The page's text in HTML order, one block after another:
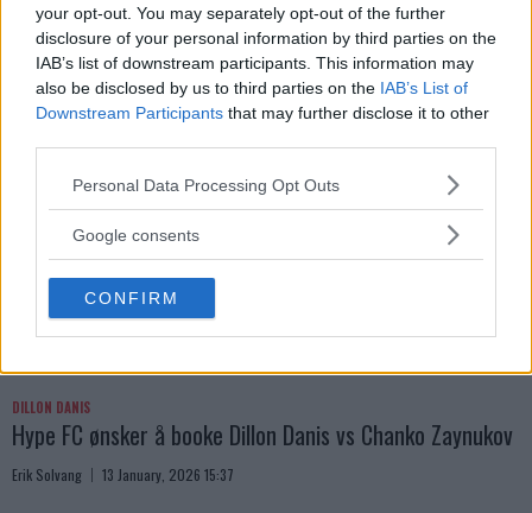
your opt-out. You may separately opt-out of the further
disclosure of your personal information by third parties on the
IAB’s list of downstream participants. This information may
also be disclosed by us to third parties on the IAB’s List of
Downstream Participants that may further disclose it to other
Please note that this website/app uses one or more Google
not limited to your visit or usage behaviour. You may click to
use your data for below specified purposes in below Google
consent section.
Personal Data Processing Opt Outs
Google consents
CONFIRM
SIDEBAR JS TEST
DILLON DANIS
Hype FC ønsker å booke Dillon Danis vs Chanko Zaynukov
Erik Solvang 13 January, 2026 15:37